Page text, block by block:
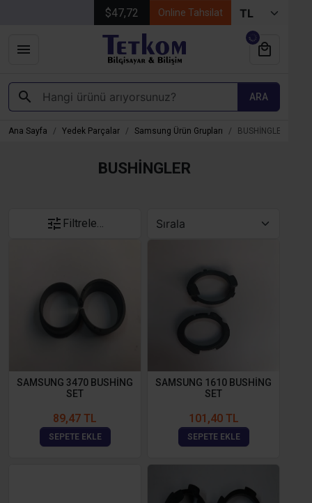
$47,72 Online Tahsilat
ARA
Ana Sayfa Yedek Parçalar Samsung Ürün Grupları BUSHİNGLER
BUSHİNGLER
Filtrele…
SAMSUNG 3470 BUSHİNG
SET
89,47 TL
SEPETE EKLE
SAMSUNG 1610 BUSHİNG
SET
101,40 TL
SEPETE EKLE